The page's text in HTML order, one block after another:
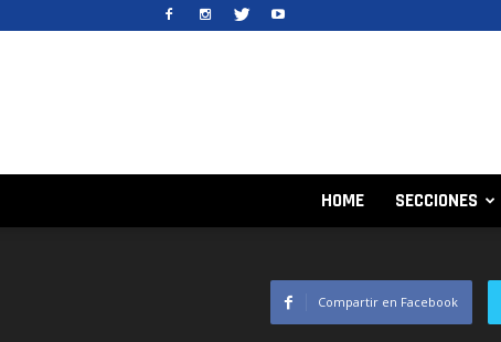
HOME SECCIONES
Compartir en Facebook